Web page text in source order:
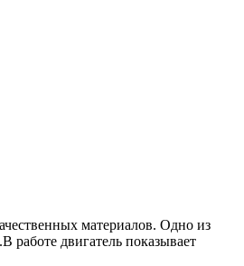
материалов. Одно из
работе двигатель показывает